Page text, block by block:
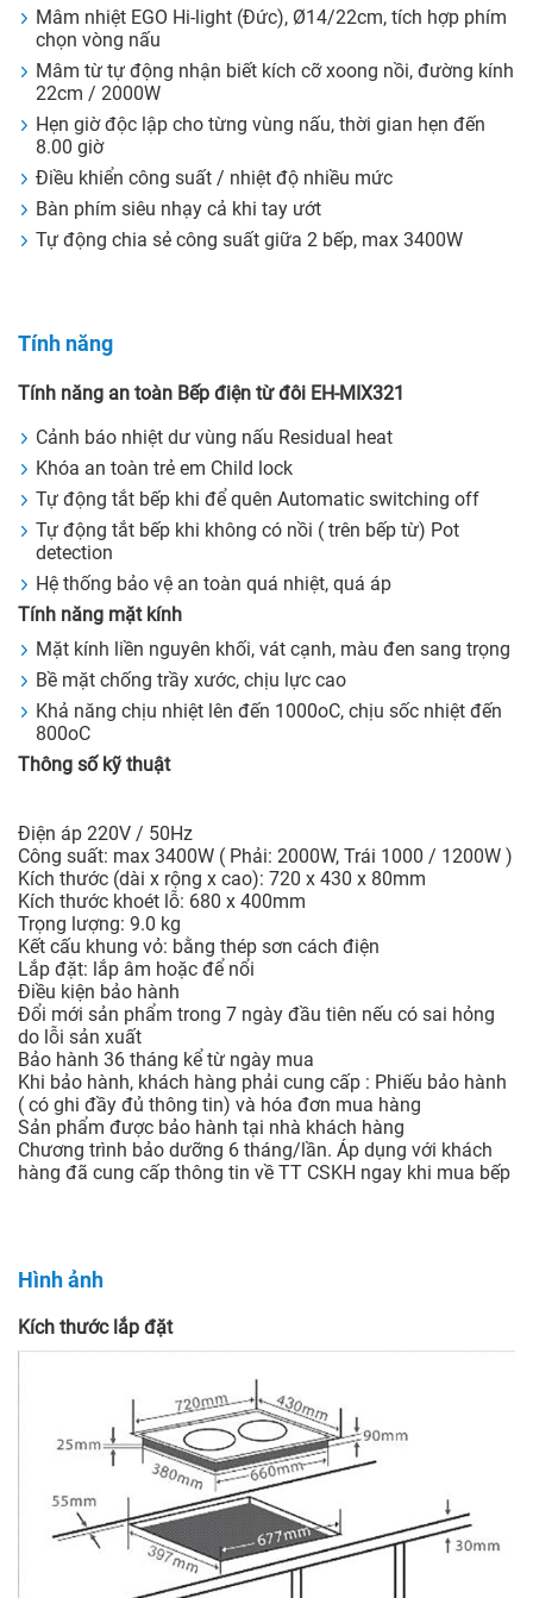
Mâm nhiệt EGO Hi-light (Đức), Ø14/22cm, tích hợp phím
chọn vòng nấu
Mâm từ tự động nhận biết kích cỡ xoong nồi, đường kính
22cm / 2000W
Hẹn giờ độc lập cho từng vùng nấu, thời gian hẹn đến
8.00 giờ
Điều khiển công suất / nhiệt độ nhiều mức
Bàn phím siêu nhạy cả khi tay ướt
Tự động chia sẻ công suất giữa 2 bếp, max 3400W
Tính năng
Tính năng an toàn Bếp điện từ đôi EH-MIX321
Cảnh báo nhiệt dư vùng nấu Residual heat
Khóa an toàn trẻ em Child lock
Tự động tắt bếp khi để quên Automatic switching off
Tự động tắt bếp khi không có nồi ( trên bếp từ) Pot
detection
Hệ thống bảo vệ an toàn quá nhiệt, quá áp
Tính năng mặt kính
Mặt kính liền nguyên khối, vát cạnh, màu đen sang trọng
Bề mặt chống trầy xước, chịu lực cao
Khả năng chịu nhiệt lên đến 1000oC, chịu sốc nhiệt đến
800oC
Thông số kỹ thuật
Điện áp 220V / 50Hz
Công suất: max 3400W ( Phải: 2000W, Trái 1000 / 1200W )
Kích thước (dài x rộng x cao): 720 x 430 x 80mm
Kích thước khoét lỗ: 680 x 400mm
Trọng lượng: 9.0 kg
Kết cấu khung vỏ: bằng thép sơn cách điện
Lắp đặt: lắp âm hoặc để nổi
Điều kiện bảo hành
Đổi mới sản phẩm trong 7 ngày đầu tiên nếu có sai hỏng
do lỗi sản xuất
Bảo hành 36 tháng kể từ ngày mua
Khi bảo hành, khách hàng phải cung cấp : Phiếu bảo hành
( có ghi đầy đủ thông tin) và hóa đơn mua hàng
Sản phẩm được bảo hành tại nhà khách hàng
Chương trình bảo dưỡng 6 tháng/lần. Áp dụng với khách
hàng đã cung cấp thông tin về TT CSKH ngay khi mua bếp
Hình ảnh
Kích thước lắp đặt